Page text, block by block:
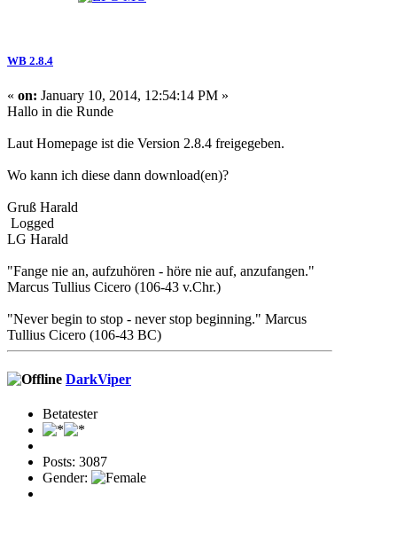
WB 2.8.4
« on: January 10, 2014, 12:54:14 PM »
Hallo in die Runde
Laut Homepage ist die Version 2.8.4 freigegeben.
Wo kann ich diese dann download(en)?
Gruß Harald
Logged
LG Harald
"Fange nie an, aufzuhören - höre nie auf, anzufangen."
Marcus Tullius Cicero (106-43 v.Chr.)
"Never begin to stop - never stop beginning." Marcus
Tullius Cicero (106-43 BC)
DarkViper
Betatester
Posts: 3087
Gender: